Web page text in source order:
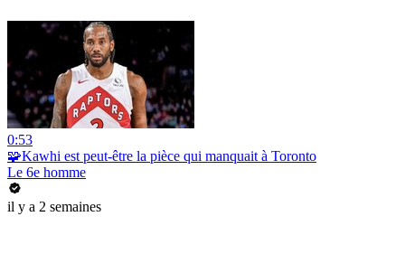
0:53
🧩Kawhi est peut-être la pièce qui manquait à Toronto
Le 6e homme
il y a 2 semaines